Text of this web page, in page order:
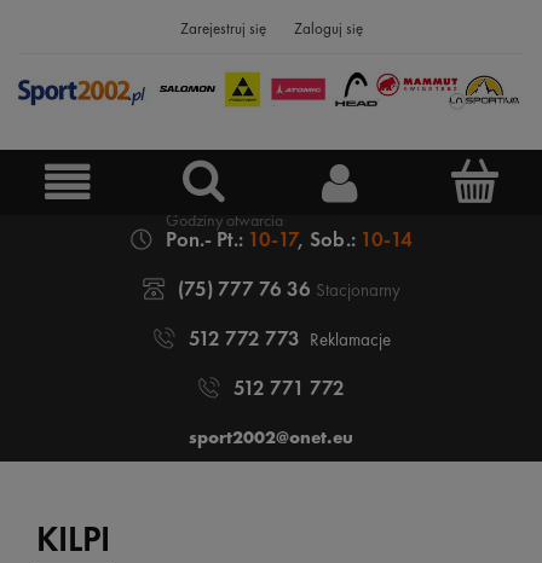
Zarejestruj się Zaloguj się
Pon.- Pt.: 10-17, Sob.: 10-14
(75) 777 76 36 Stacjonarny
512 772 773 Reklamacje
512 771 772
sport2002@onet.eu
KILPI